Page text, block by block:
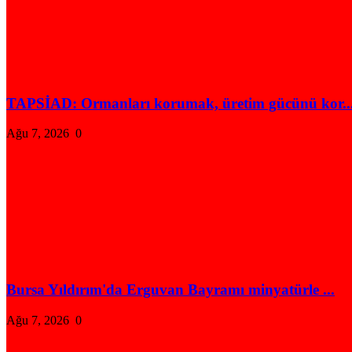
TAPSİAD: Ormanları korumak, üretim gücünü
Ağu 7, 2026 0
Bursa Yıldırım'da Erguvan Bayramı minyatürle ...
Ağu 7, 2026 0